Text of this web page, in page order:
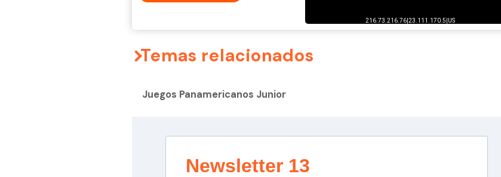
Temas relacionados
Juegos Panamericanos Junior
Newsletter 13